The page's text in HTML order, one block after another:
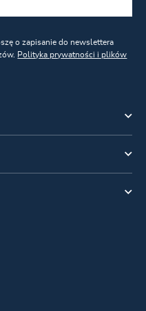
o zapisanie do newslettera
Polityka prywatności i plików